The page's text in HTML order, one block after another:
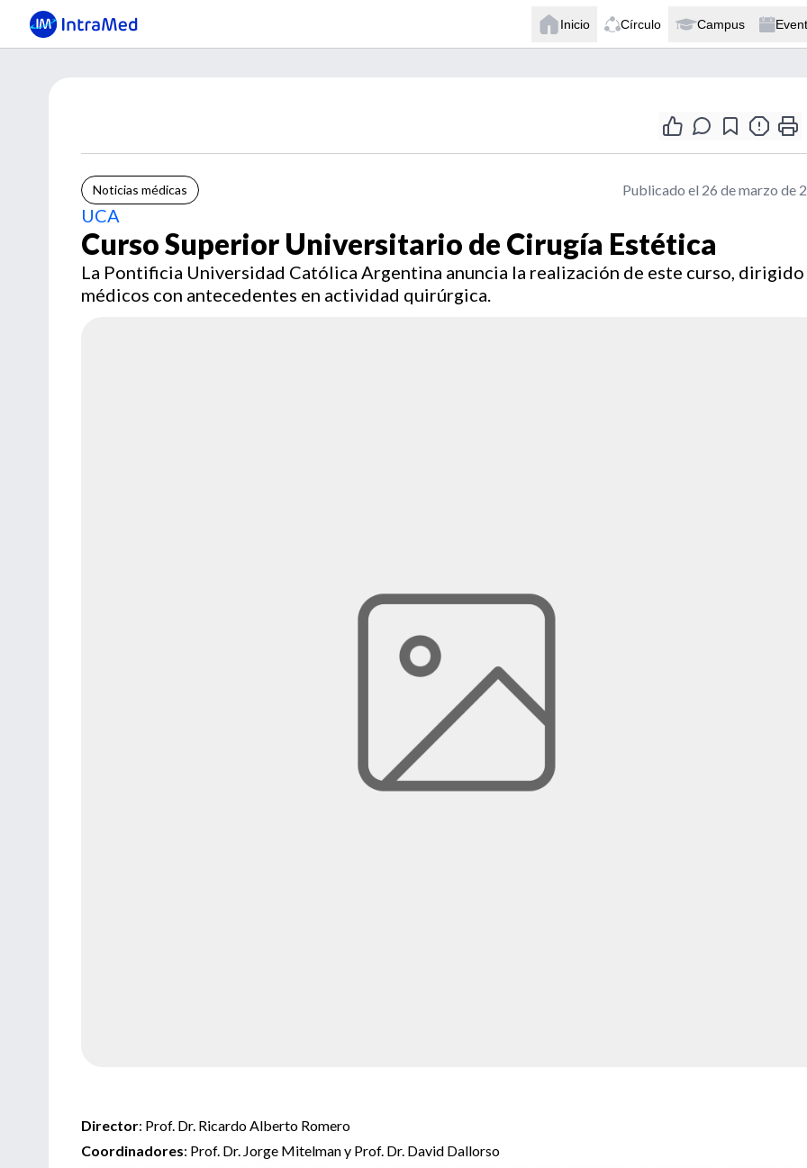
Inicio Círculo Campus
Noticias médicas Publicado el 26 de marzo de
UCA
Curso Superior Universitario de Cirugía Estética
La Pontificia Universidad Católica Argentina anuncia la realización de este curso, dirigido
médicos con antecedentes en actividad quirúrgica.
Director: Prof. Dr. Ricardo Alberto Romero
Coordinadores: Prof. Dr. Jorge Mitelman y Prof. Dr. David Dallorso